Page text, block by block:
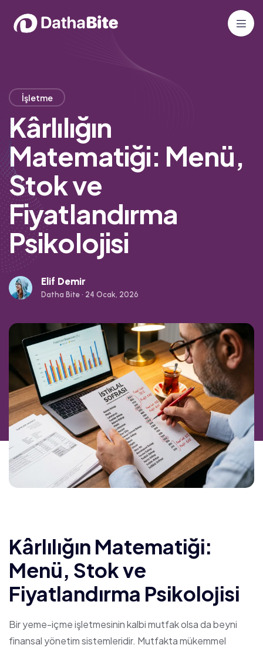
İşletme
Kârlılığın
Matematiği: Menü,
Stok ve
Fiyatlandırma
Psikolojisi
Elif Demir
Datha Bite • 24 Ocak, 2026
Kârlılığın Matematiği:
Menü, Stok ve
Fiyatlandırma Psikolojisi
Bir yeme-içme işletmesinin kalbi mutfak olsa da beyni
finansal yönetim sistemleridir. Mutfakta mükemmel